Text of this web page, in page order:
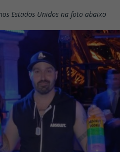
Estados Unidos na foto abaixo